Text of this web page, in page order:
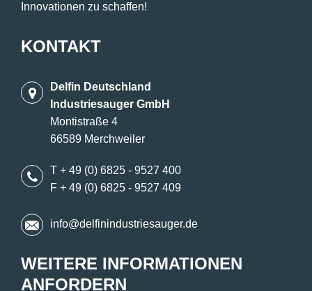
Innovationen zu schaffen!
KONTAKT
Delfin Deutschland
Industriesauger GmbH
Montistraße 4
66589 Merchweiler
T + 49 (0) 6825 - 9527 400
F + 49 (0) 6825 - 9527 409
info@delfinindustriesauger.de
WEITERE INFORMATIONEN
ANFORDERN